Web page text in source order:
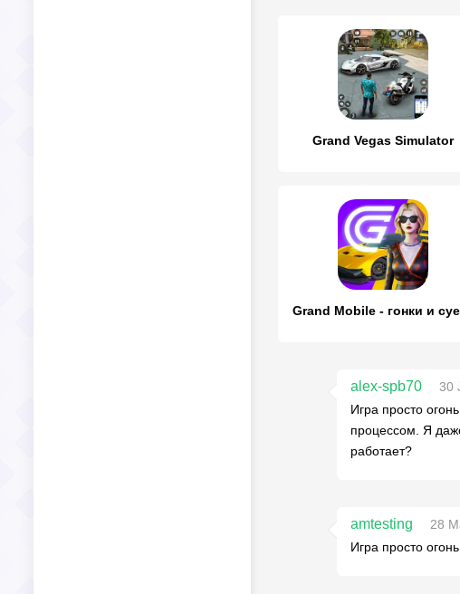
Grand Vegas Simulator
Grand Mobile - гонки и
alex-spb70
30
Игра просто
процессом. Я
работает?
amtesting
28
Игра просто